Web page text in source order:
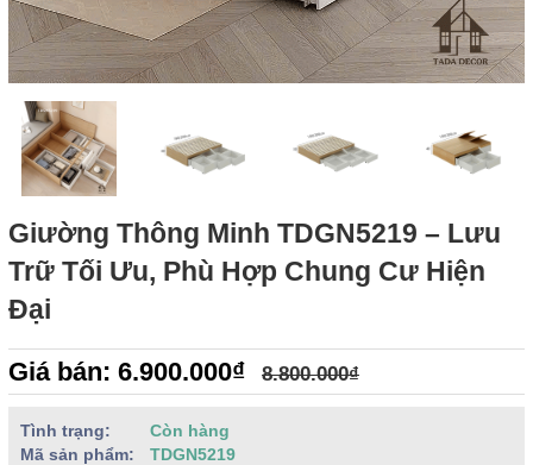
Giường Thông Minh TDGN5219 – Lưu
Trữ Tối Ưu, Phù Hợp Chung Cư Hiện
Đại
Giá bán: 6.900.000₫ 8.800.000₫
Tình trạng:
Còn hàng
Mã sản phẩm:
TDGN5219